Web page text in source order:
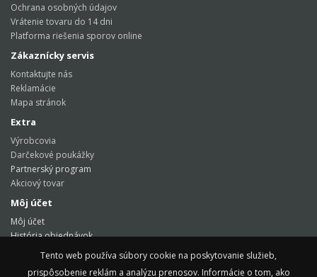
Tento web používa súbory cookie na poskytovanie služieb,
prispôsobenie reklám a analýzu prenosov. Informácie o tom, ako
Ochrana osobných údajov
Vrátenie tovaru do 14 dni
Platforma riešenia sporov online
Zákaznícky servis
Kontaktujte nás
Reklamácie
Mapa stránok
Extra
Výrobcovia
Darčekové poukážky
Partnerský program
Akciový tovar
Môj účet
Môj účet
História objednávok
Obľúbené produkty